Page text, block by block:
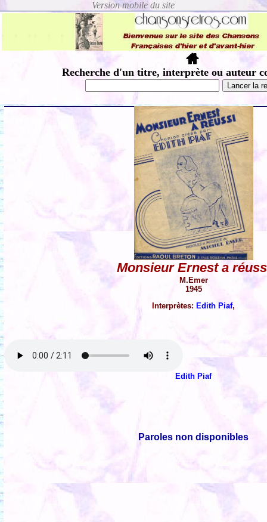
Recherche d'un titre, interprète ou auteur
Monsieur Ernest a
M.Emer
1945
Interprètes: Edith Piaf,
Edith Piaf
Paroles non disponibles